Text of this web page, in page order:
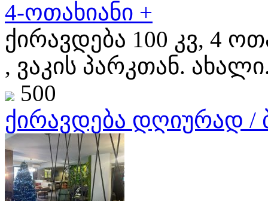
4-ოთახიანი +
ქირავდება 100 კვ, 4
, ვაკის პარკთან.
500
ქირავდება დღიურად /